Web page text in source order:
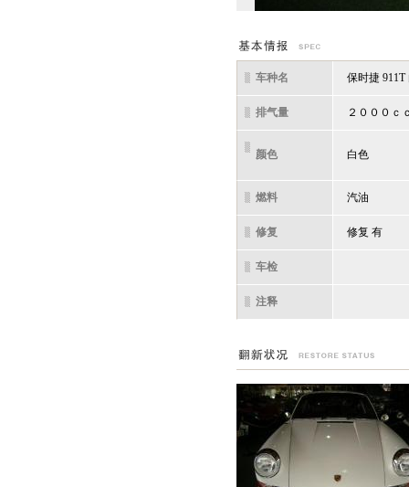
车种名 保时捷 911T
排气量 ２０００ｃ
颜色 白色
燃料 汽油
修复 修复 有
车检
注释